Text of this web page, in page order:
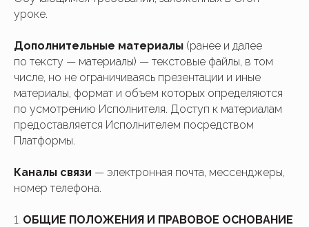
уроке.
Дополнительные материалы (ранее и далее
по тексту — материалы) — текстовые файлы, в том
числе, но не ограничиваясь презентации и иные
материалы, формат и объем которых определяются
по усмотрению Исполнителя. Доступ к материалам
предоставляется Исполнителем посредством
Платформы.
Каналы связи — электронная почта, мессенджеры,
номер телефона.
1. ОБЩИЕ ПОЛОЖЕНИЯ И ПРАВОВОЕ ОСНОВАНИЕ